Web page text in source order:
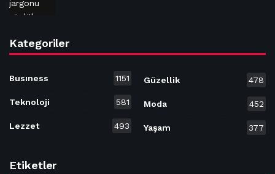
Kategoriler
Busıness 1151
Teknoloji 581
Lezzet 493
Güzellik 478
Moda 452
Yaşam 377
Etiketler